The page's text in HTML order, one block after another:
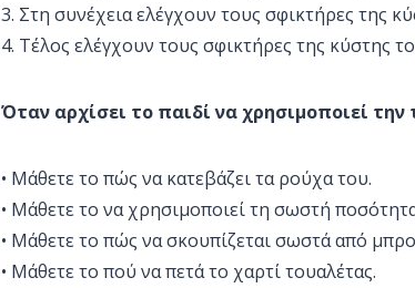
3. Στη συνέχεια ελέγχουν τους σφικτήρες της
4. Τέλος ελέγχουν τους σφικτήρες της κύστης
Όταν αρχίσει το παιδί να χρησιμοποιεί
• Μάθετε το πώς να κατεβάζει τα ρούχα του.
• Μάθετε το να χρησιμοποιεί τη σωστή
• Μάθετε το πώς να σκουπίζεται σωστά από
• Μάθετε το πού να πετά το χαρτί τουαλέτας.